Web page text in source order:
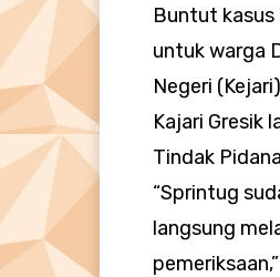
Buntut kasus
untuk warga
Negeri
Kajari Gresik
Tindak
“Sprintug
langsung